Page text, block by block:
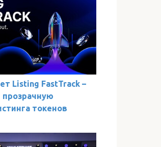
Listing FastTrack –
прозрачную
токенов